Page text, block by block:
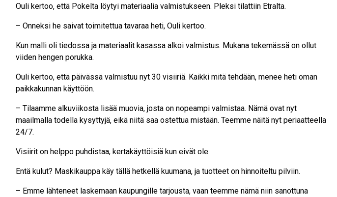
Ouli kertoo, että Pokelta löytyi materiaalia valmistukseen. Pleksi tilattiin Etralta.
– Onneksi he saivat toimitettua tavaraa heti, Ouli kertoo.
Kun malli oli tiedossa ja materiaalit kasassa alkoi valmistus. Mukana tekemässä on ollut
viiden hengen porukka.
Ouli kertoo, että päivässä valmistuu nyt 30 visiiriä. Kaikki mitä tehdään, menee heti oman
paikkakunnan käyttöön.
– Tilaamme alkuviikosta lisää muovia, josta on nopeampi valmistaa. Nämä ovat nyt
maailmalla todella kysyttyjä, eikä niitä saa ostettua mistään. Teemme näitä nyt periaatteella
24/7.
Visiirit on helppo puhdistaa, kertakäyttöisiä kun eivät ole.
Entä kulut? Maskikauppa käy tällä hetkellä kuumana, ja tuotteet on hinnoiteltu pilviin.
– Emme lähteneet laskemaan kaupungille tarjousta, vaan teemme nämä niin sanottuna